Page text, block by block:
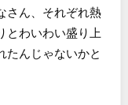
さん、それぞれ熱
とわいわい盛り上
たんじゃないかと